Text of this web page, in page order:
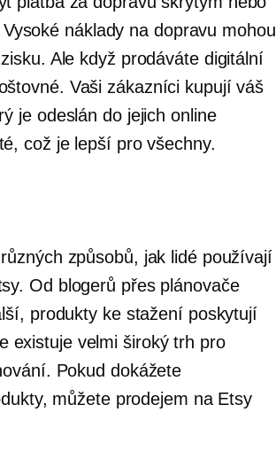
náklady na dopravu mohou
Ale když prodáváte digitální
Vaši zákazníci kupují váš
je odeslán do jejich online
což je lepší pro všechny.
způsobů, jak lidé používají
Od blogerů přes plánovače
produkty ke stažení poskytují
existuje velmi široký trh pro
Pokud dokážete
můžete prodejem na Etsy